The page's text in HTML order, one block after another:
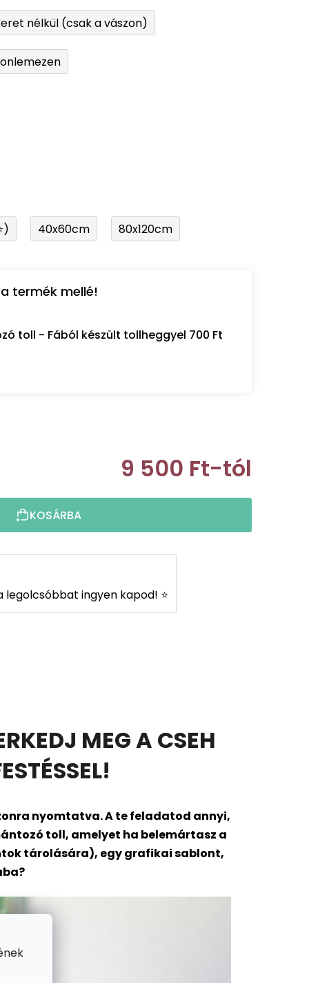
nélkül (csak a vászon)
40x60cm 80x120cm
termék mellé!
toll - Fából készült tollheggyel 700 Ft
9 500 Ft-tól
KOSÁRBA
legolcsóbbat ingyen kapod! ⭐
MEG A CSEH
nyomtatva. A te feladatod annyi,
toll, amelyet ha belemártasz a
tárolására), egy grafikai sablont,